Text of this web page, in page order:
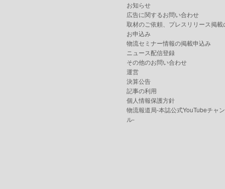
お知らせ
広告に関するお問い合わせ
取材のご依頼、プレスリリース掲載
お申込み
物流セミナー情報の掲載申込み
ニュース配信登録
その他のお問い合わせ
運営
決算公告
記事の利用
個人情報保護方針
物流報道局-本誌公式YouTubeチャ
ル-